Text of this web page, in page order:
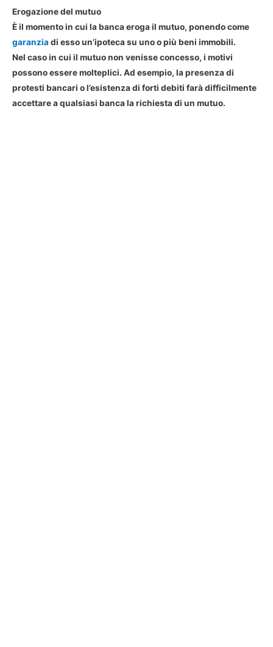
Erogazione del mutuo
È il momento in cui la banca eroga il mutuo, ponendo come
garanziadi esso un’ipoteca su uno o più beni immobili.
Nel caso in cui il mutuo non venisse concesso, i motivi
possono essere molteplici. Ad esempio, la presenza di
protesti bancari o l’esistenza di forti debiti farà difficilmente
accettare a qualsiasi banca la richiesta di un mutuo.